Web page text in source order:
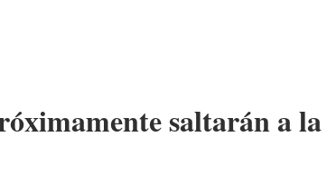
saltarán a la